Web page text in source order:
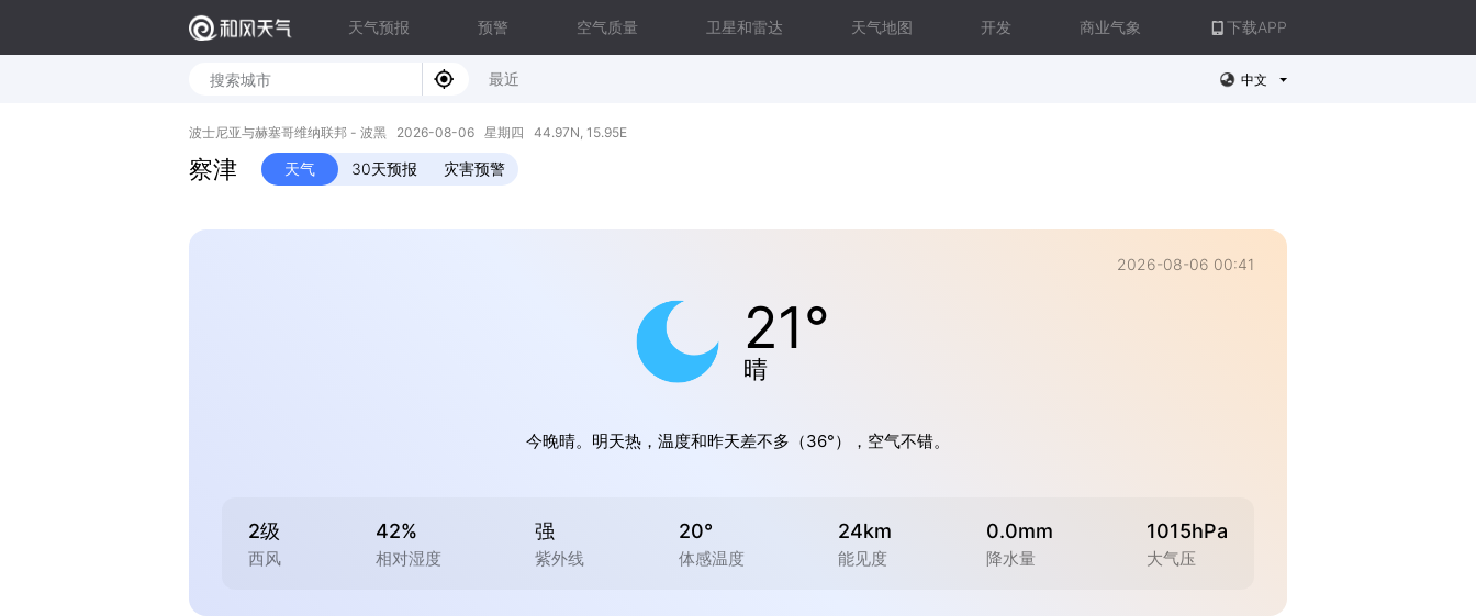
天气预报 预警 空气质量 卫星和雷达 天气地图 开发 商业气象 下载APP
最近 中文
波士尼亚与赫塞哥维纳联邦 - 波黑 2026-08-06 星期四 44.97N, 15.95E
察津 天气 30天预报 灾害预警
2026-08-06 00:41
21°
晴
今晚晴。明天热，温度和昨天差不多（36°），空气不错。
2级
西风
42%
相对湿度
强
紫外线
20°
体感温度
24km
能见度
0.0mm
降水量
1015hPa
大气压